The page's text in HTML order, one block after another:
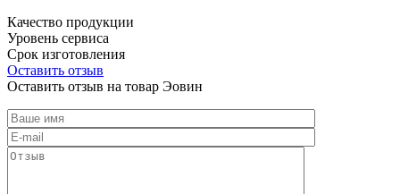
Качество продукции
Уровень сервиса
Срок изготовления
Оставить отзыв
Оставить отзыв на товар Эовин